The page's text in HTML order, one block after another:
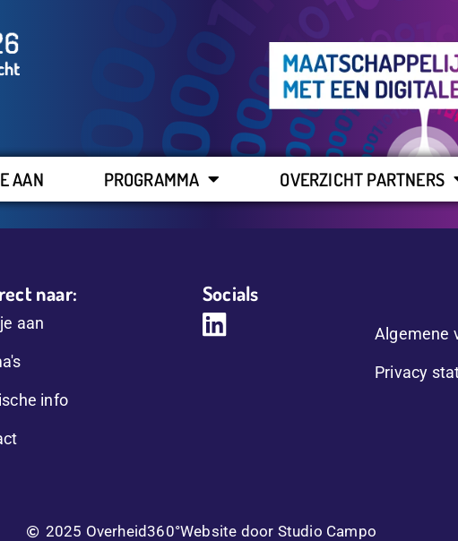
AAN PROGRAMMA OVERZICHT PARTNERS
naar:
aan
info
Socials
Algemene
Privacy
2025 Overheid360°Website door Studio Campo